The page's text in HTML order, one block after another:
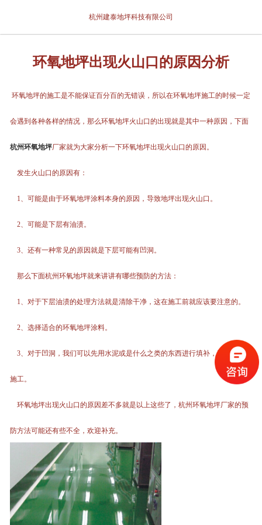
联系我们
杭州建泰地坪科技有限公司
环氧地坪出现火山口的原因分析
环氧地坪的施工是不能保证百分百的无错误，所以在环氧地坪施工的时候一定
会遇到各种各样的情况，那么环氧地坪火山口的出现就是其中一种原因，下面
杭州环氧地坪厂家就为大家分析一下环氧地坪出现火山口的原因。
发生火山口的原因有：
1、可能是由于环氧地坪涂料本身的原因，导致地坪出现火山口。
2、可能是下层有油渍。
3、还有一种常见的原因就是下层可能有凹洞。
那么下面杭州环氧地坪就来讲讲有哪些预防的方法：
1、对于下层油渍的处理方法就是清除干净，这在施工前就应该要注意的。
2、选择适合的环氧地坪涂料。
3、对于凹洞，我们可以先用水泥或是什么之类的东西进行填补，平整后在来
施工。
环氧地坪出现火山口的原因差不多就是以上这些了，杭州环氧地坪厂家的预
防方法可能还有些不全，欢迎补充。